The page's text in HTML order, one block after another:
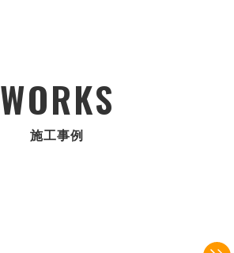
WORKS
施工事例